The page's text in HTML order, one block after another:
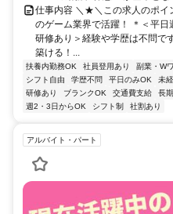
仕事内容 ＼★＼この求人のポ
のゲーム業界で活躍！ ＊＜平日
研修あり＞経験や学歴は不問で
築ける！...
扶養内勤務OK 社員登用あり 副業・W
シフト自由
学歴不問 平日のみOK 未
研修あり
ブランクOK 交通費支給 長
週2・3日からOK
シフト制 社割あり
アルバイト・パート